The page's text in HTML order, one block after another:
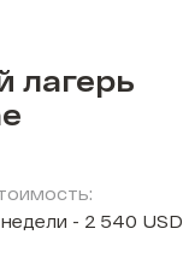
лагерь
- 2 540 USD